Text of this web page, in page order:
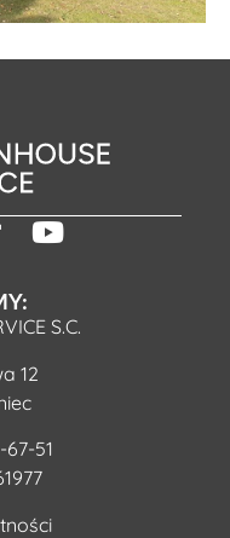
S.C.
12
67-51